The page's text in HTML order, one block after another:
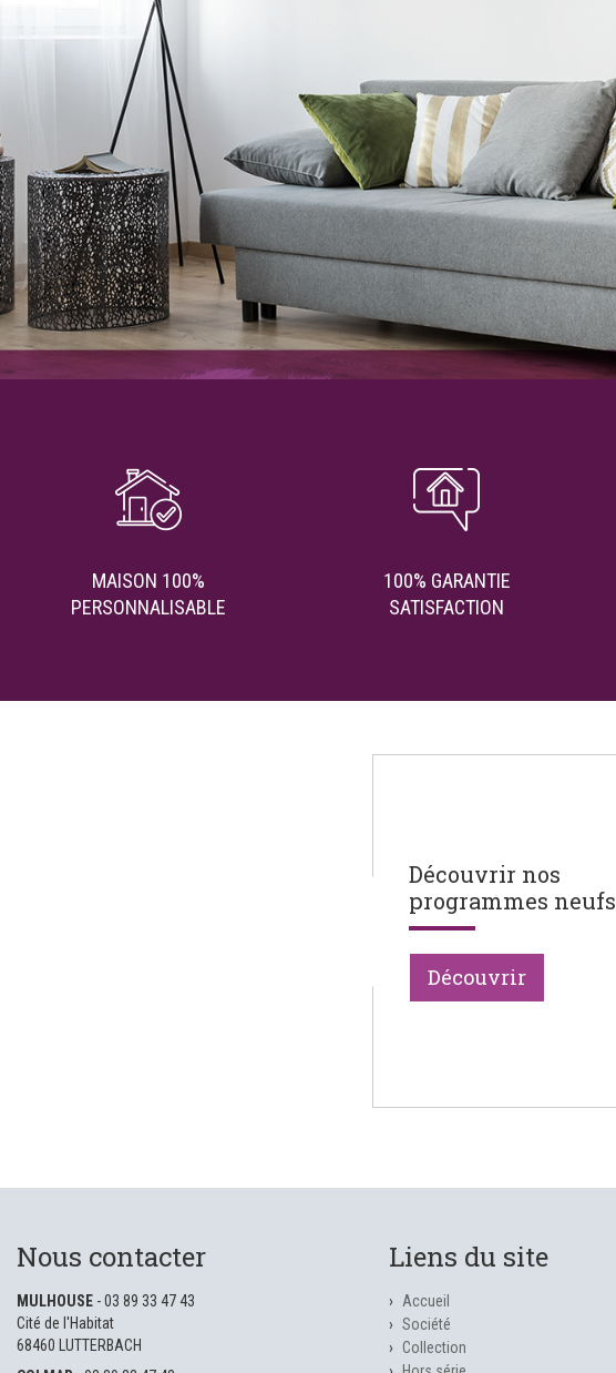
MAISON 100%
PERSONNALISABLE
100% GARANTIE
SATISFACTION
Découvrir nos
programmes neufs
Découvrir
Nous contacter
MULHOUSE - 03 89 33 47 43
Cité de l'Habitat
68460 LUTTERBACH
Liens du site
Accueil
Société
Collection